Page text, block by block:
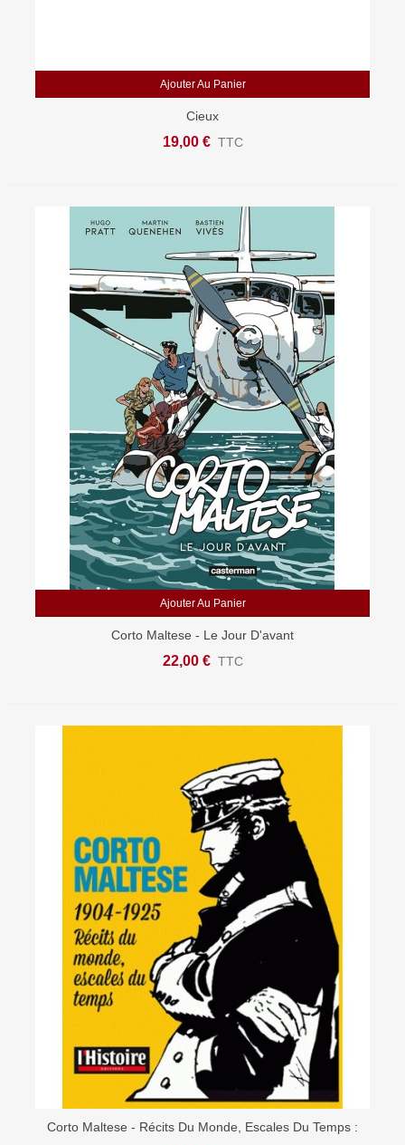
Ajouter Au Panier
Cieux
19,00 € TTC
Ajouter Au Panier
Corto Maltese - Le Jour D'avant
22,00 € TTC
Corto Maltese - Récits Du Monde, Escales Du Temps :